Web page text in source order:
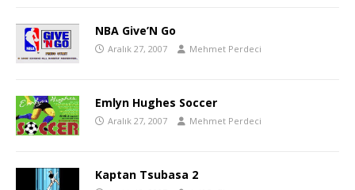
NBA Give’N Go
Aralık 27, 2007 Mehmet Perdeci
Emlyn Hughes Soccer
Aralık 27, 2007 Mehmet Perdeci
Kaptan Tsubasa 2